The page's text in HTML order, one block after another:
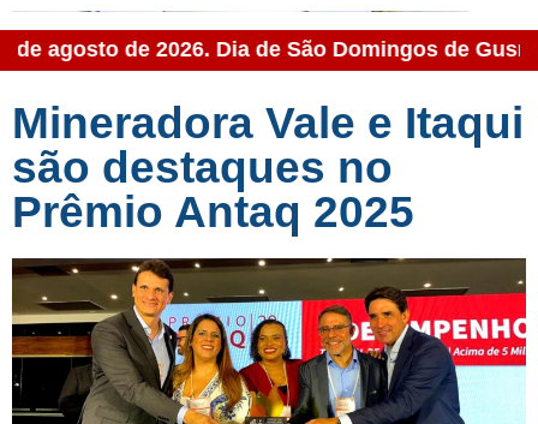
agosto de 2026. Dia de São Domingos de
Mineradora Vale e Itaqui
são destaques no
Prêmio Antaq 2025